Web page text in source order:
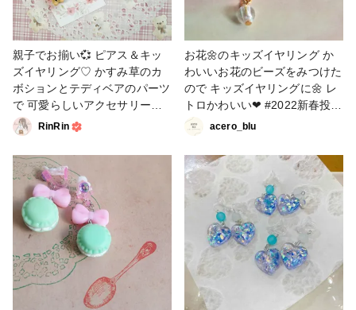
親子でお揃い💞 ピアス＆キッ
ズイヤリング♡ かすみ草のカ
ボションとテディベアのパーツ
で 可愛らしいアクセサリー作
りました😊 親子コーデにぴっ
たり(^-^) #レジン #アクセサリ
ー #キッズイヤリング #ピアス
#イヤリング
RinRin
お花🌼のキッズイヤリング か
わいいお花のビーズをみつけた
ので キッズイヤリングに🌼 レ
トロかわいい❤ #2022新春投稿
キャンペーン #アクセサリー部
#イヤリング #販売中 #レトロ
#ベビー・キッズ イヤリング#
キッズ #キッズイヤリング
acero_blu